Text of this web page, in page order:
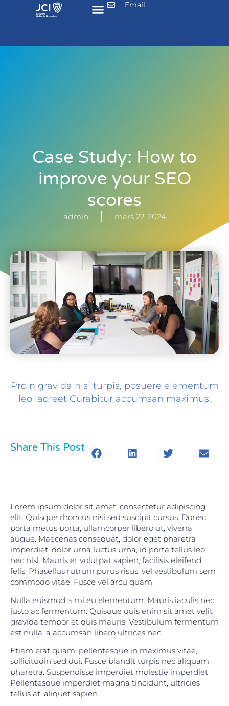
Email
Case Study: How to
improve your SEO
scores
admin mars 22, 2024
Proin gravida nisi turpis, posuere elementum
leo laoreet Curabitur accumsan maximus.
Share This Post
Lorem ipsum dolor sit amet, consectetur adipiscing
elit. Quisque rhoncus nisi sed suscipit cursus. Donec
porta metus porta, ullamcorper libero ut, viverra
augue. Maecenas consequat, dolor eget pharetra
imperdiet, dolor urna luctus urna, id porta tellus leo
nec nisl. Mauris et volutpat sapien, facilisis eleifend
felis. Phasellus rutrum purus risus, vel vestibulum sem
commodo vitae. Fusce vel arcu quam.
Nulla euismod a mi eu elementum. Mauris iaculis nec
justo ac fermentum. Quisque quis enim sit amet velit
gravida tempor et quis mauris. Vestibulum fermentum
est nulla, a accumsan libero ultrices nec.
Etiam erat quam, pellentesque in maximus vitae,
sollicitudin sed dui. Fusce blandit turpis nec aliquam
pharetra. Suspendisse imperdiet molestie imperdiet.
Pellentesque imperdiet magna tincidunt, ultricies
tellus at, aliquet sapien.